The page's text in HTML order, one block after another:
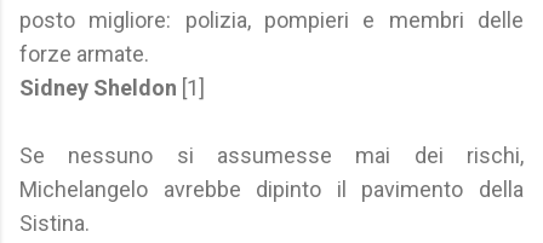
posto migliore: polizia, pompieri e membri delle
forze armate.
Sidney Sheldon [1]
Se nessuno si assumesse mai dei rischi,
Michelangelo avrebbe dipinto il pavimento della
Sistina.